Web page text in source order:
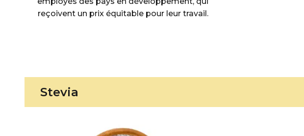
reçoivent un prix équitable pour leur travail.
Stevia